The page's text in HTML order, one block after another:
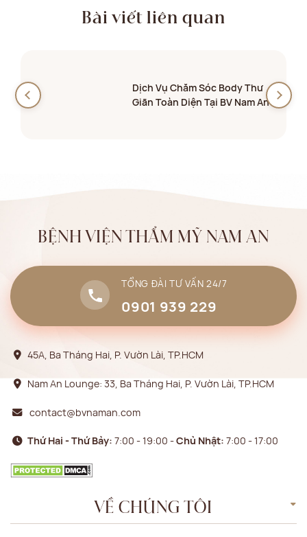
Bài viết liên quan
Dịch Vụ Chăm Sóc Body Thư
Giãn Toàn Diện Tại BV Nam An
BỆNH VIỆN THẨM MỸ NAM AN
TỔNG ĐÀI TƯ VẤN 24/7
0901 939 229
45A, Ba Tháng Hai, P. Vườn Lài, TP.HCM
Nam An Lounge: 33, Ba Tháng Hai, P. Vườn Lài, TP.HCM
contact@bvnaman.com
Thứ Hai - Thứ Bảy: 7:00 - 19:00 -Chủ Nhật: 7:00 - 17:00
VỀ CHÚNG TÔI